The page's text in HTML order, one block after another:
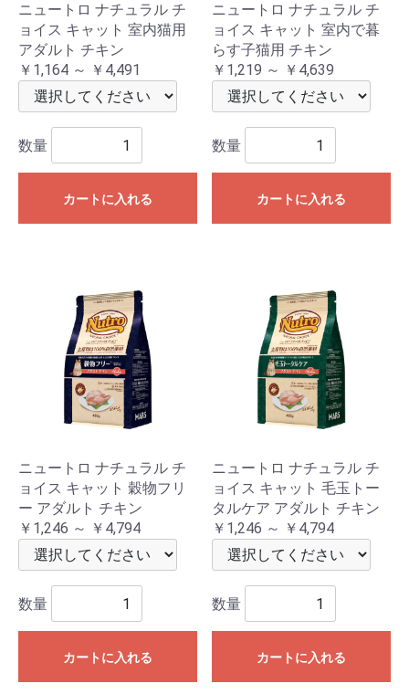
ニュートロ ナチュラル チ
ョイス キャット 室内猫用
アダルト チキン
￥1,164 ～ ￥4,491
数量
カートに入れる
ニュートロ ナチュラル チ
ョイス キャット 室内で暮
らす子猫用 チキン
￥1,219 ～ ￥4,639
数量
カートに入れる
ニュートロ ナチュラル チ
ョイス キャット 穀物フリ
ー アダルト チキン
￥1,246 ～ ￥4,794
数量
カートに入れる
ニュートロ ナチュラル チ
ョイス キャット 毛玉トー
タルケア アダルト チキン
￥1,246 ～ ￥4,794
数量
カートに入れる